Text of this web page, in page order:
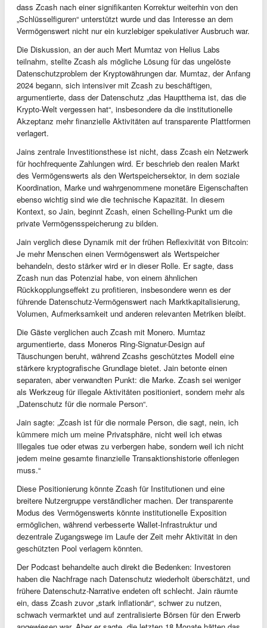
dass Zcash nach einer signifikanten Korrektur weiterhin von den
„Schlüsselfiguren“ unterstützt wurde und das Interesse an dem
Vermögenswert nicht nur ein kurzlebiger spekulativer Ausbruch war.
Die Diskussion, an der auch Mert Mumtaz von Helius Labs
teilnahm, stellte Zcash als mögliche Lösung für das ungelöste
Datenschutzproblem der Kryptowährungen dar. Mumtaz, der Anfang
2024 begann, sich intensiver mit Zcash zu beschäftigen,
argumentierte, dass der Datenschutz „das Hauptthema ist, das die
Krypto-Welt vergessen hat“, insbesondere da die institutionelle
Akzeptanz mehr finanzielle Aktivitäten auf transparente Plattformen
verlagert.
Jains zentrale Investitionsthese ist nicht, dass Zcash ein Netzwerk
für hochfrequente Zahlungen wird. Er beschrieb den realen Markt
des Vermögenswerts als den Wertspeichersektor, in dem soziale
Koordination, Marke und wahrgenommene monetäre Eigenschaften
ebenso wichtig sind wie die technische Kapazität. In diesem
Kontext, so Jain, beginnt Zcash, einen Schelling-Punkt um die
private Vermögensspeicherung zu bilden.
Jain verglich diese Dynamik mit der frühen Reflexivität von Bitcoin:
Je mehr Menschen einen Vermögenswert als Wertspeicher
behandeln, desto stärker wird er in dieser Rolle. Er sagte, dass
Zcash nun das Potenzial habe, von einem ähnlichen
Rückkopplungseffekt zu profitieren, insbesondere wenn es der
führende Datenschutz-Vermögenswert nach Marktkapitalisierung,
Volumen, Aufmerksamkeit und anderen relevanten Metriken bleibt.
Die Gäste verglichen auch Zcash mit Monero. Mumtaz
argumentierte, dass Moneros Ring-Signatur-Design auf
Täuschungen beruht, während Zcashs geschütztes Modell eine
stärkere kryptografische Grundlage bietet. Jain betonte einen
separaten, aber verwandten Punkt: die Marke. Zcash sei weniger
als Werkzeug für illegale Aktivitäten positioniert, sondern mehr als
„Datenschutz für die normale Person“.
Jain sagte: „Zcash ist für die normale Person, die sagt, nein, ich
kümmere mich um meine Privatsphäre, nicht weil ich etwas
Illegales tue oder etwas zu verbergen habe, sondern weil ich nicht
jedem meine gesamte finanzielle Transaktionshistorie offenlegen
muss.“
Diese Positionierung könnte Zcash für Institutionen und eine
breitere Nutzergruppe verständlicher machen. Der transparente
Modus des Vermögenswerts könnte institutionelle Exposition
ermöglichen, während verbesserte Wallet-Infrastruktur und
dezentrale Zugangswege im Laufe der Zeit mehr Aktivität in den
geschützten Pool verlagern könnten.
Der Podcast behandelte auch direkt die Bedenken: Investoren
haben die Nachfrage nach Datenschutz wiederholt überschätzt, und
frühere Datenschutz-Narrative endeten oft schlecht. Jain räumte
ein, dass Zcash zuvor „stark inflationär“, schwer zu nutzen,
schwach vermarktet und auf zentralisierte Börsen für den Erwerb